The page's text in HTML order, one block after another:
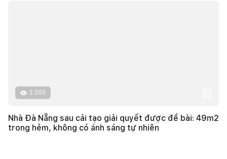
2.203
Nhà Đà Nẵng sau cải tạo giải quyết được đề bài: 49m2
trong hẻm, không có ánh sáng tự nhiên